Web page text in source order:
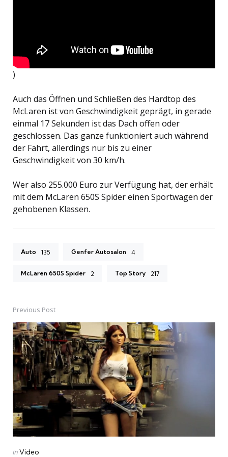
)
Auch das Öffnen und Schließen des Hardtop des
McLaren ist von Geschwindigkeit geprägt, in gerade
einmal 17 Sekunden ist das Dach offen oder
geschlossen. Das ganze funktioniert auch während
der Fahrt, allerdings nur bis zu einer
Geschwindigkeit von 30 km/h.
Wer also 255.000 Euro zur Verfügung hat, der erhält
mit dem McLaren 650S Spider einen Sportwagen der
gehobenen Klassen.
Auto 135 Genfer Autosalon 4
McLaren 650S Spider 2 Top Story 217
Post
navigation
Previous Post
Posted
inVideo